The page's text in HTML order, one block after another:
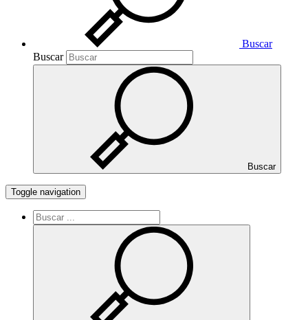
Buscar
Buscar
Buscar
Toggle navigation